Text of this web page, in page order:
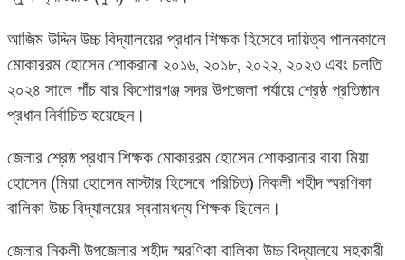
আজিম উদ্দিন উচ্চ বিদ্যালয়ের প্রধান শিক্ষক হিসেবে দায়িত্ব পালনকালে
মোকাররম হোসেন শোকরানা ২০১৬, ২০১৮, ২০২২, ২০২৩ এবং চলতি
২০২৪ সালে পাঁচ বার কিশোরগঞ্জ সদর উপজেলা পর্যায়ে শ্রেষ্ঠ প্রতিষ্ঠান
প্রধান নির্বাচিত হয়েছেন।
জেলার শ্রেষ্ঠ প্রধান শিক্ষক মোকাররম হোসেন শোকরানার বাবা মিয়া
হোসেন (মিয়া হোসেন মাস্টার হিসেবে পরিচিত) নিকলী শহীদ স্মরণিকা
বালিকা উচ্চ বিদ্যালয়ের স্বনামধন্য শিক্ষক ছিলেন।
জেলার নিকলী উপজেলার শহীদ স্মরণিকা বালিকা উচ্চ বিদ্যালয়ে সহকারী